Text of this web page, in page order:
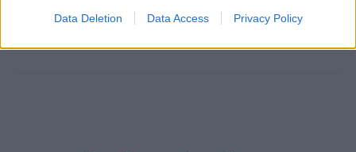
Data Deletion Data Access Privacy Policy